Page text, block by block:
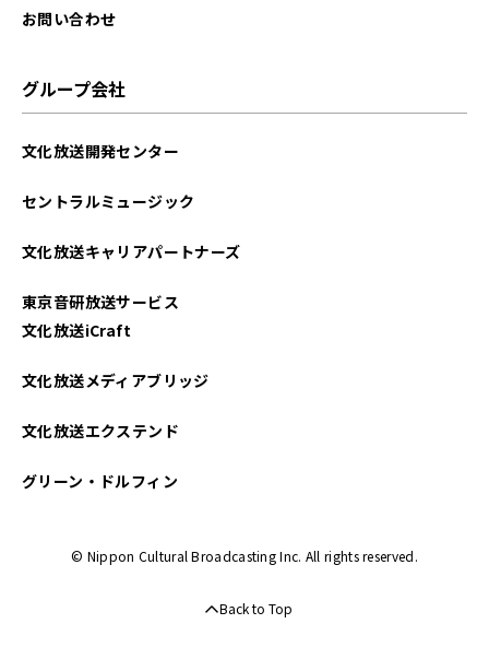
お問い合わせ
グループ会社
文化放送開発センター
セントラルミュージック
文化放送キャリアパートナーズ
東京音研放送サービス
文化放送iCraft
文化放送メディアブリッジ
文化放送エクステンド
グリーン・ドルフィン
© Nippon Cultural Broadcasting Inc. All rights reserved.
Back to Top